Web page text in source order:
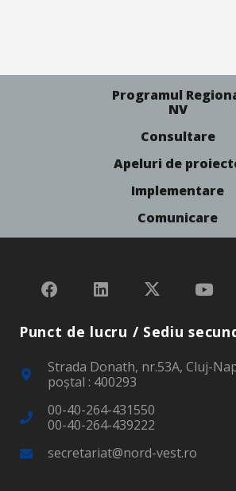
Programul
NV
Consultare
Apeluri de
Implementare
Comunicare
Punct de lucru / Sediu
Strada Donath, nr.53A, Cluj-
poştal : 400293
00-40-264-431550
00-40-264-439222
secretariat@nord-vest.ro